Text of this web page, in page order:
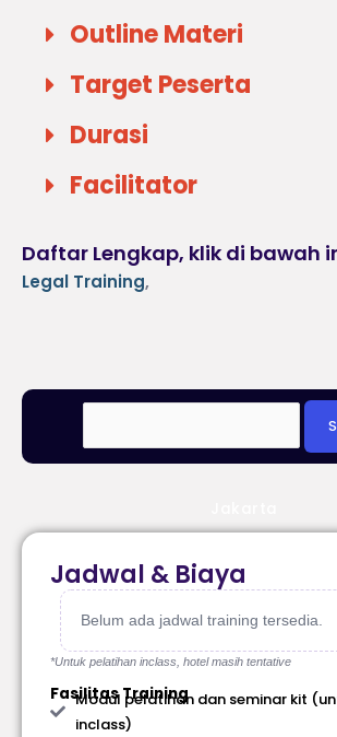
Outline Materi
Target Peserta
Durasi
Facilitator
Daftar Lengkap, klik di bawah
Legal Training,
Jadwal & Biaya
Belum ada jadwal training tersedia.
*Untuk pelatihan inclass, hotel masih tentative
Fasilitas Training
Modul pelatihan dan seminar kit
inclass)